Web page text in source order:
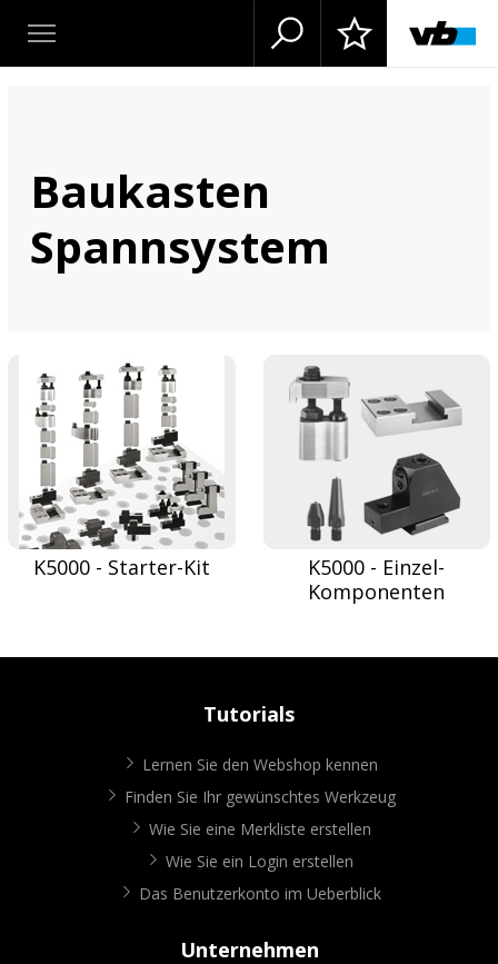
Baukasten
Spannsystem
K5000 - Starter-Kit
K5000 - Einzel-
Komponenten
Tutorials
Lernen Sie den Webshop kennen
Finden Sie Ihr gewünschtes Werkzeug
Wie Sie eine Merkliste erstellen
Wie Sie ein Login erstellen
Das Benutzerkonto im Ueberblick
Unternehmen